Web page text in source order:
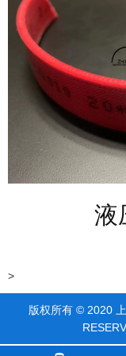
液
>
版权所有 © 2020